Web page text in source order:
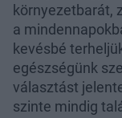
környezetbarát,
a
kevésbé
egészségünk
választást
szinte mindig